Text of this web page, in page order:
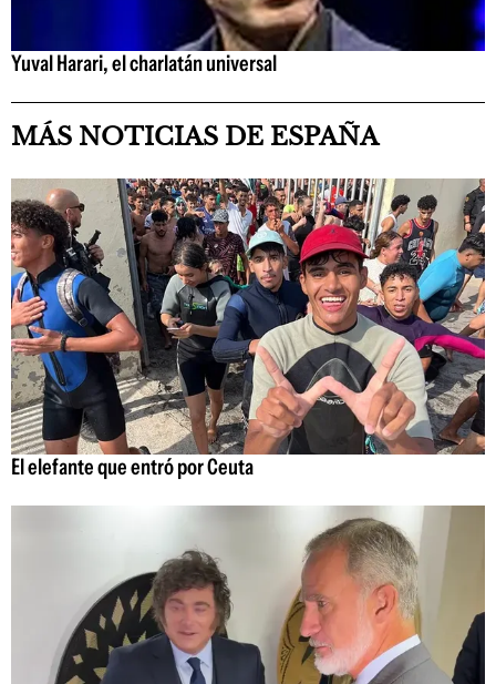
Yuval Harari, el charlatán universal
MÁS NOTICIAS DE ESPAÑA
El elefante que entró por Ceuta